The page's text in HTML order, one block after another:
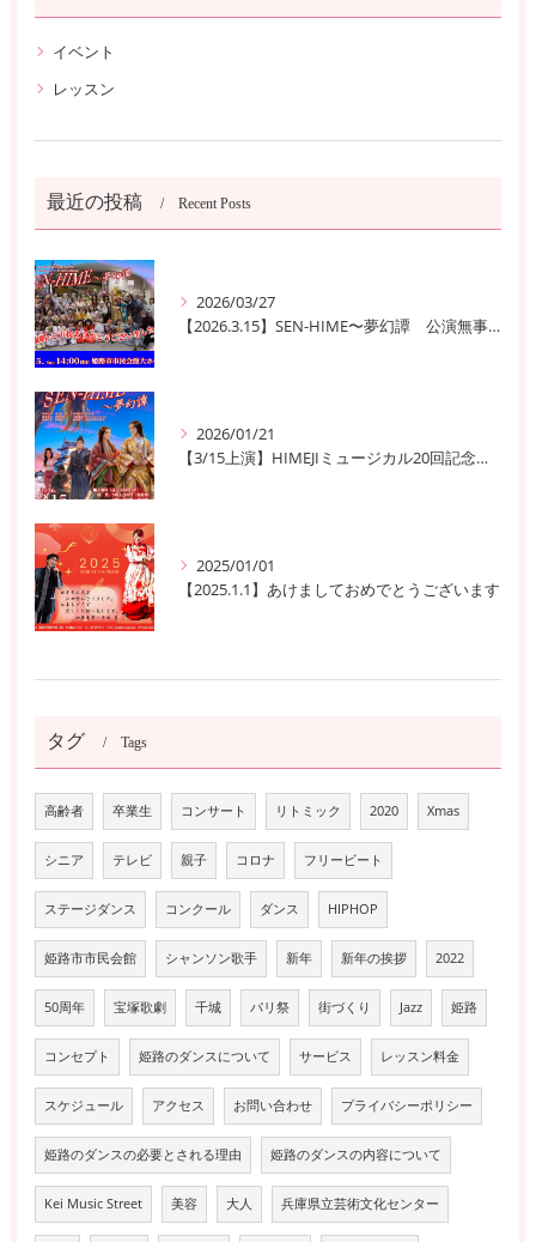
イベント
レッスン
最近の投稿 Recent Posts
2026/03/27
【2026.3.15】SEN-HIME〜夢幻譚 公演無事終了
2026/01/21
【3/15上演】HIMEJIミュージカル20回記念公演！ 姫路の歴史と夢が交錯する『SEN-HIME〜夢幻譚』
2025/01/01
【2025.1.1】あけましておめでとうございます
タグ Tags
高齢者 卒業生 コンサート リトミック 2020 Xmas
シニア テレビ 親子 コロナ フリービート
ステージダンス コンクール ダンス HIPHOP
姫路市市民会館 シャンソン歌手 新年 新年の挨拶 2022
50周年 宝塚歌劇 千城 パリ祭 街づくり Jazz 姫路
コンセプト 姫路のダンスについて サービス レッスン料金
スケジュール アクセス お問い合わせ プライバシーポリシー
姫路のダンスの必要とされる理由 姫路のダンスの内容について
Kei Music Street 美容 大人 兵庫県立芸術文化センター